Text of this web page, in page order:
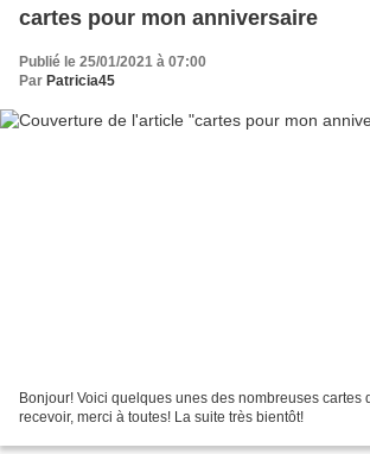
cartes pour mon anniversaire
Publié le 25/01/2021 à 07:00
Par Patricia45
Bonjour! Voici quelques unes des nombreuses cartes
recevoir, merci à toutes! La suite très bientôt!